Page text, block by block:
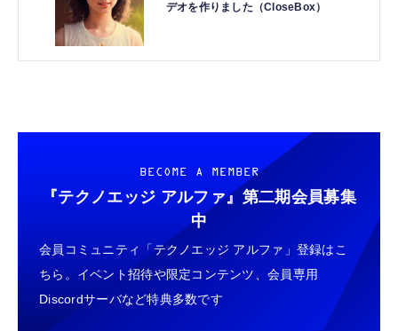
デオを作りました（CloseBox）
BECOME A MEMBER
『テクノエッジ アルファ』 第二期会員募集
中
会員コミュニティ「テクノエッジ アルファ」登録はこ
ちら。イベント招待や限定コンテンツ、会員専用
Discordサーバなど特典多数です